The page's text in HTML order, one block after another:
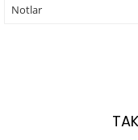
Notlar